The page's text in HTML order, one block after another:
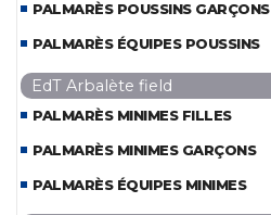
PALMARÈS POUSSINS GARÇONS
PALMARÈS ÉQUIPES POUSSINS
EdT Arbalète field
PALMARÈS MINIMES FILLES
PALMARÈS MINIMES GARÇONS
PALMARÈS ÉQUIPES MINIMES